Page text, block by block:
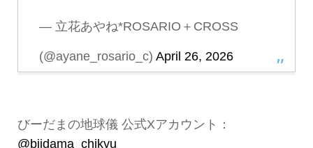
— 立花あやね*ROSARIO＋CROSS
(@ayane_rosario_c) April 26, 2026
びーだまの地球儀 公式Xアカウント：
@biidama_chikyu